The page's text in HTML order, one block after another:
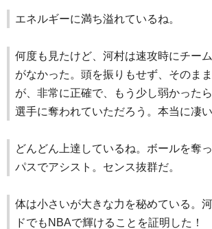
エネルギーに満ち溢れているね。
何度も見たけど、河村は速攻時にチー
がなかった。頭を振りもせず、そのま
が、非常に正確で、もう少し弱かった
選手に奪われていただろう。本当に凄い
どんどん上達しているね。ボールを奪
パスでアシスト。センス抜群だ。
体は小さいが大きな力を秘めている。
ドでもNBAで輝けることを証明した！